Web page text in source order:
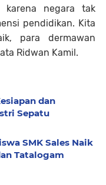
karena negara tak
pendidikan. Kita
para dermawan
Ridwan Kamil.
dan
Sepatu
SMK Sales Naik
Tatalogam